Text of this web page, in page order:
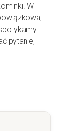
W
pytanie,